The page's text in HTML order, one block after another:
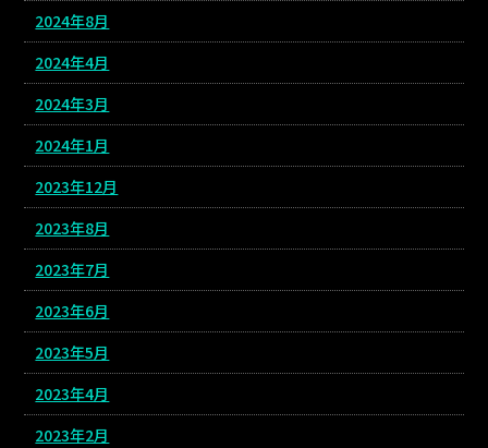
2024年8月
2024年4月
2024年3月
2024年1月
2023年12月
2023年8月
2023年7月
2023年6月
2023年5月
2023年4月
2023年2月